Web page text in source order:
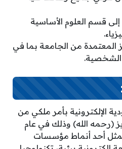
قسم العلوم الأساسية
المعتمدة من الجامعة بما في
الشخصية.
الإلكترونية بأمر ملكي من
(رحمه الله) وذلك في عام
تمثل أحد أنماط مؤسسات